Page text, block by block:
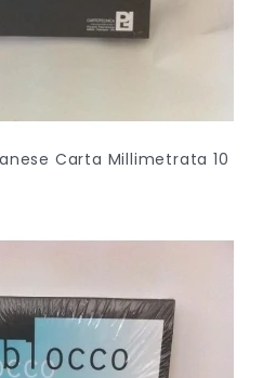
Carta Millimetrata 10